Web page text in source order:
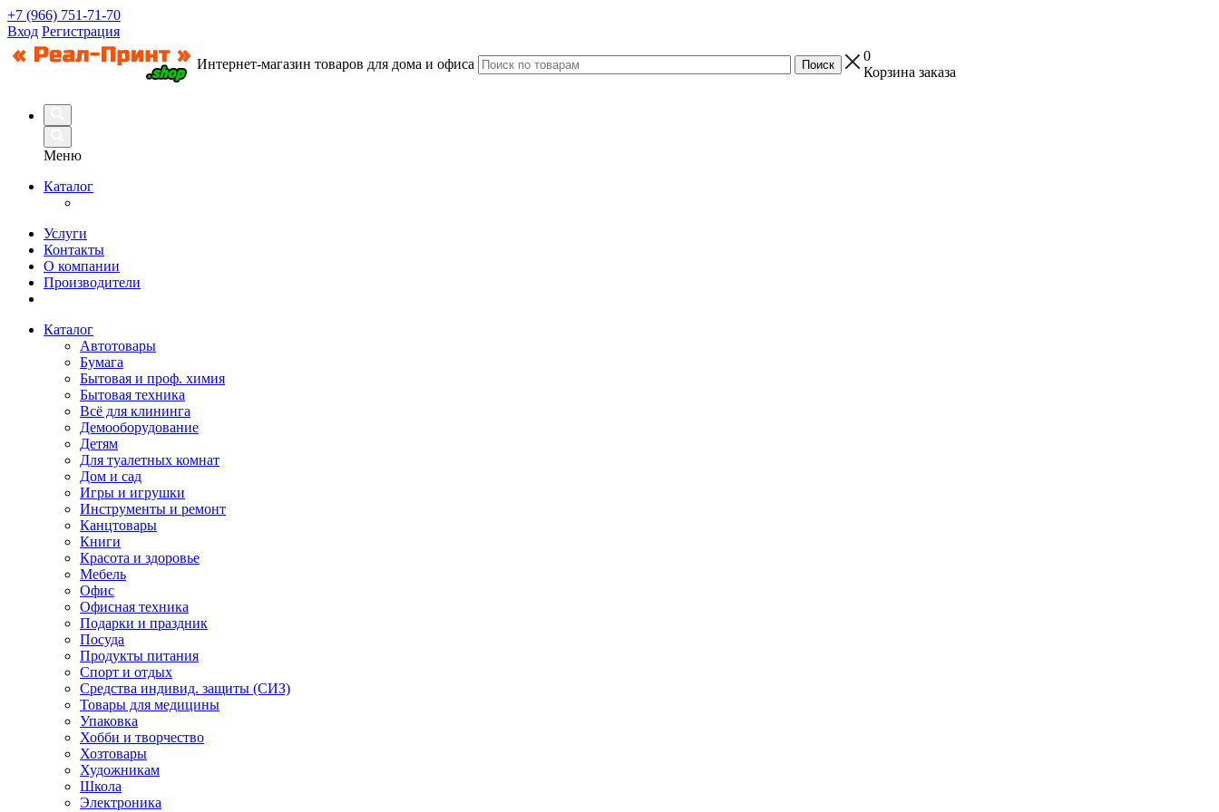
+7 (966) 751-71-70
Вход Регистрация
Интернет-магазин товаров для дома и офиса
0
Корзина заказа
Меню
Каталог
Услуги
Контакты
О компании
Производители
Каталог
Автотовары
Бумага
Бытовая и проф. химия
Бытовая техника
Всё для клининга
Демооборудование
Детям
Для туалетных комнат
Дом и сад
Игры и игрушки
Инструменты и ремонт
Канцтовары
Книги
Красота и здоровье
Мебель
Офис
Офисная техника
Подарки и праздник
Посуда
Продукты питания
Спорт и отдых
Средства индивид. защиты (СИЗ)
Товары для медицины
Упаковка
Хобби и творчество
Хозтовары
Художникам
Школа
Электроника